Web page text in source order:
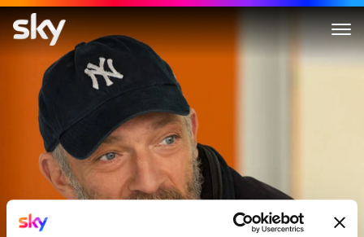
Alles Ausser Gewöhnlich